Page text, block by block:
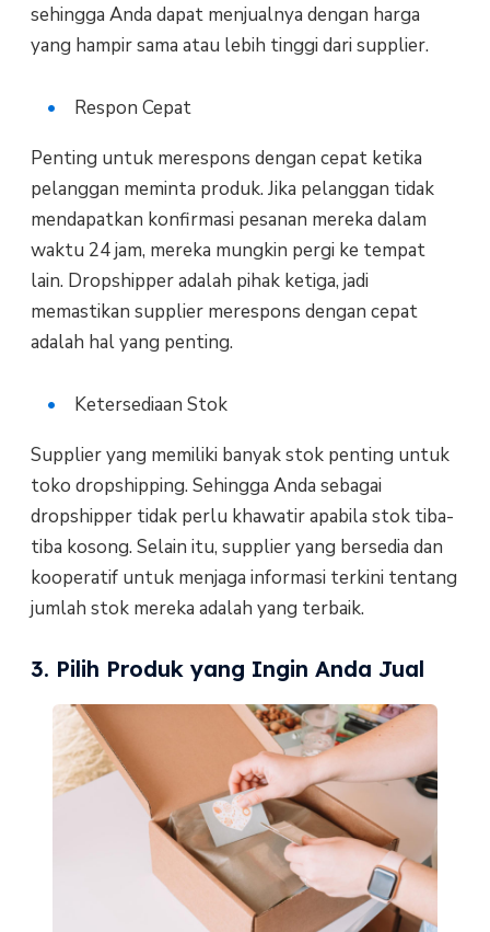
sehingga Anda dapat menjualnya dengan harga
yang hampir sama atau lebih tinggi dari supplier.
Respon Cepat
Penting untuk merespons dengan cepat ketika
pelanggan meminta produk. Jika pelanggan tidak
mendapatkan konfirmasi pesanan mereka dalam
waktu 24 jam, mereka mungkin pergi ke tempat
lain. Dropshipper adalah pihak ketiga, jadi
memastikan supplier merespons dengan cepat
adalah hal yang penting.
Ketersediaan Stok
Supplier yang memiliki banyak stok penting untuk
toko dropshipping. Sehingga Anda sebagai
dropshipper tidak perlu khawatir apabila stok tiba-
tiba kosong. Selain itu, supplier yang bersedia dan
kooperatif untuk menjaga informasi terkini tentang
jumlah stok mereka adalah yang terbaik.
3. Pilih Produk yang Ingin Anda Jual